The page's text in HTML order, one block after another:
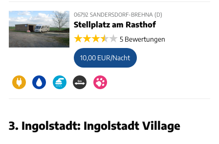
06792 SANDERSDORF-BREHNA (D)
Stellplatz am Rasthof
5 Bewertungen
10,00 EUR/Nacht
3. Ingolstadt: Ingolstadt VillageIngolstadt Village